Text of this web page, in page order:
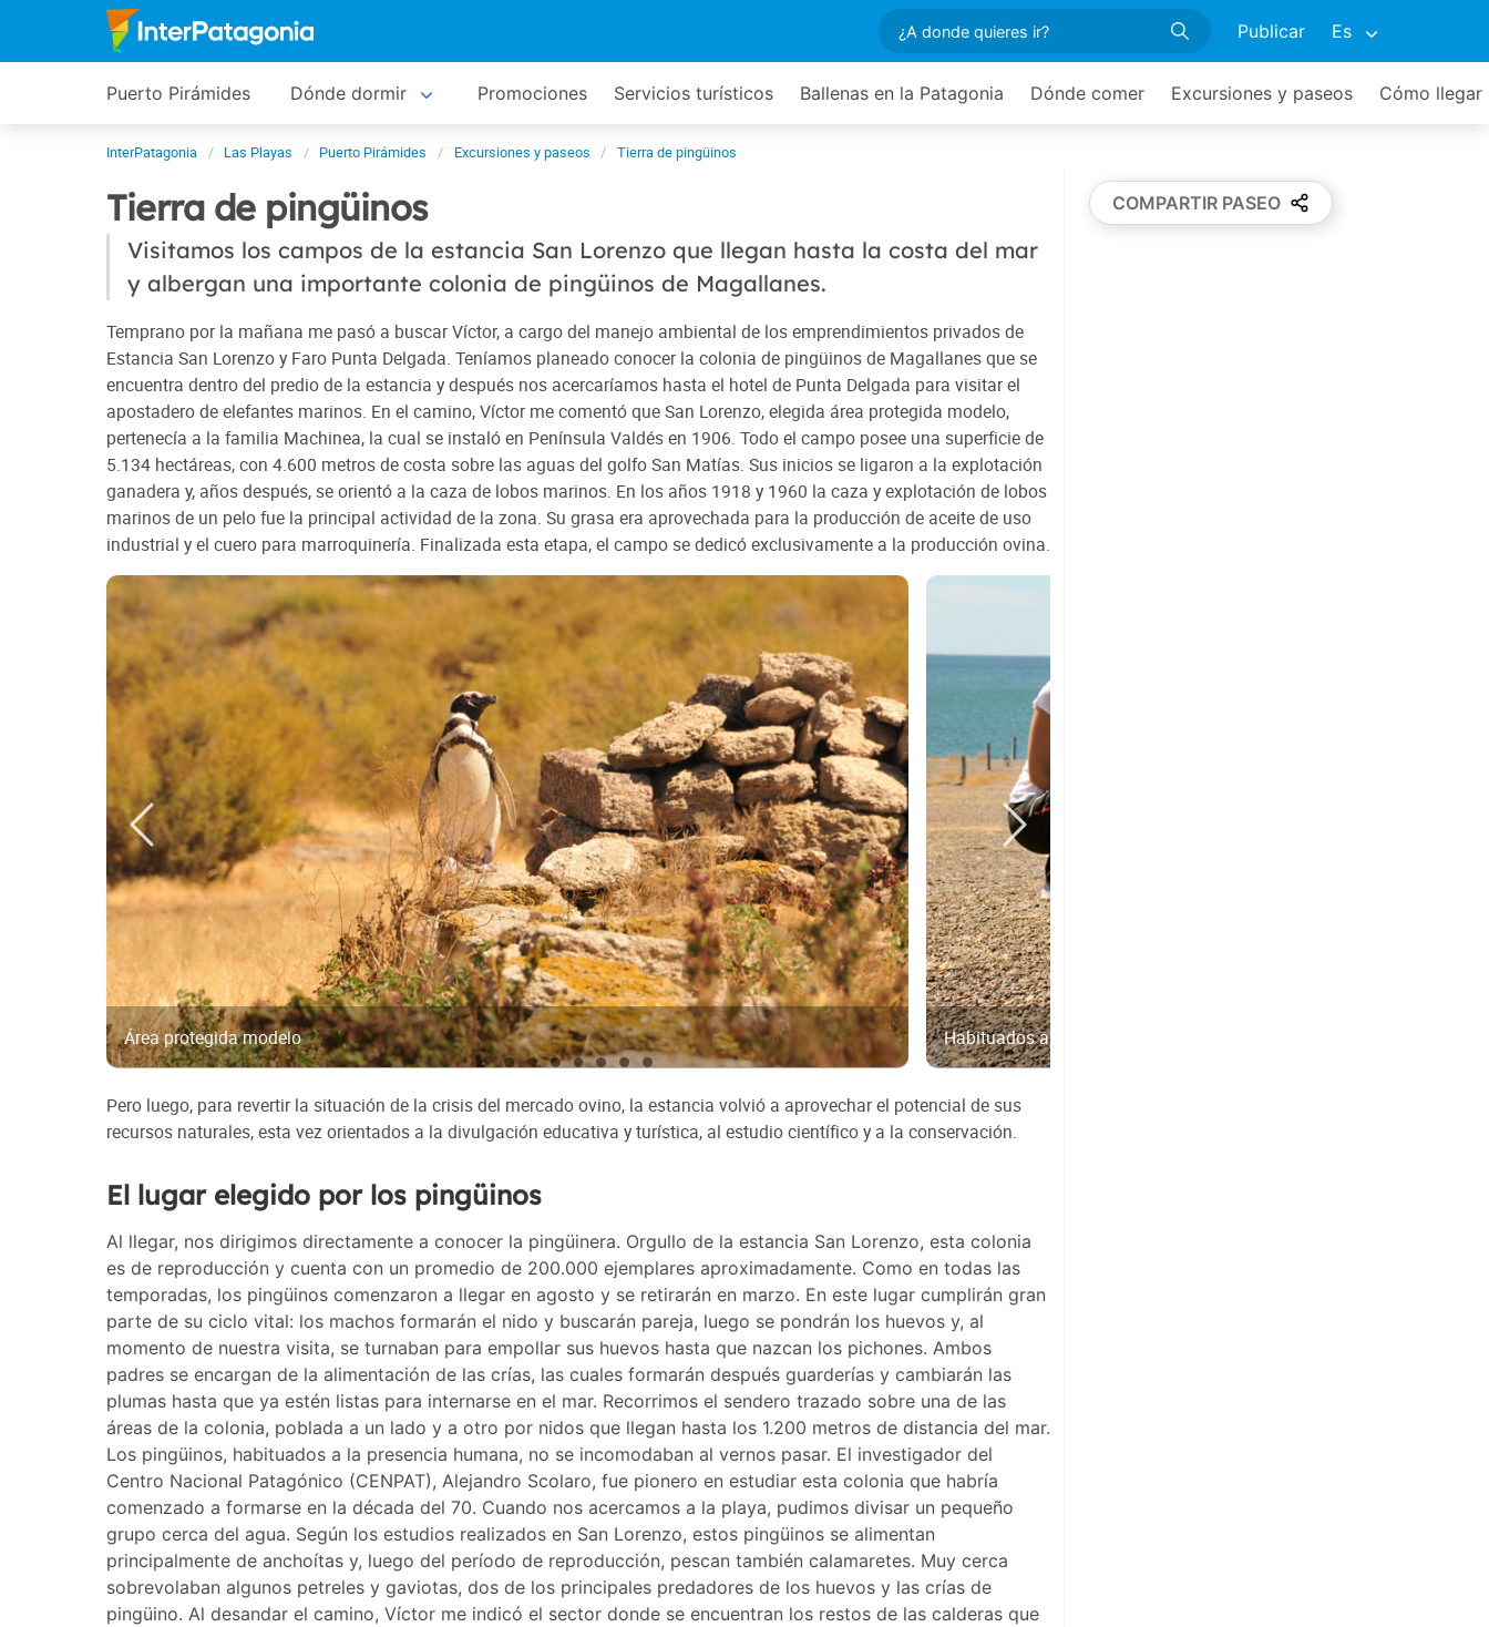
Publicar Es
Puerto Pirámides Dónde dormir Promociones Servicios turísticos Ballenas en la Patagonia Dónde comer Excursiones y paseos Cómo llegar
InterPatagonia Las Playas Puerto Pirámides Excursiones y paseos Tierra de pingüinos
Tierra de pingüinos
Visitamos los campos de la estancia San Lorenzo que llegan hasta la costa del mar
y albergan una importante colonia de pingüinos de Magallanes.
Temprano por la mañana me pasó a buscar Víctor, a cargo del manejo ambiental de los emprendimientos privados de
Estancia San Lorenzo y Faro Punta Delgada. Teníamos planeado conocer la colonia de pingüinos de Magallanes que se
encuentra dentro del predio de la estancia y después nos acercaríamos hasta el hotel de Punta Delgada para visitar el
apostadero de elefantes marinos. En el camino, Víctor me comentó que San Lorenzo, elegida área protegida modelo,
pertenecía a la familia Machinea, la cual se instaló en Península Valdés en 1906. Todo el campo posee una superficie de
5.134 hectáreas, con 4.600 metros de costa sobre las aguas del golfo San Matías. Sus inicios se ligaron a la explotación
ganadera y, años después, se orientó a la caza de lobos marinos. En los años 1918 y 1960 la caza y explotación de lobos
marinos de un pelo fue la principal actividad de la zona. Su grasa era aprovechada para la producción de aceite de uso
industrial y el cuero para marroquinería. Finalizada esta etapa, el campo se dedicó exclusivamente a la producción ovina.
Área protegida modelo Habituados a la presencia humana
Pero luego, para revertir la situación de la crisis del mercado ovino, la estancia volvió a aprovechar el potencial de sus
recursos naturales, esta vez orientados a la divulgación educativa y turística, al estudio científico y a la conservación.
El lugar elegido por los pingüinos
Al llegar, nos dirigimos directamente a conocer la pingüinera. Orgullo de la estancia San Lorenzo, esta colonia
es de reproducción y cuenta con un promedio de 200.000 ejemplares aproximadamente. Como en todas las
temporadas, los pingüinos comenzaron a llegar en agosto y se retirarán en marzo. En este lugar cumplirán gran
parte de su ciclo vital: los machos formarán el nido y buscarán pareja, luego se pondrán los huevos y, al
momento de nuestra visita, se turnaban para empollar sus huevos hasta que nazcan los pichones. Ambos
padres se encargan de la alimentación de las crías, las cuales formarán después guarderías y cambiarán las
plumas hasta que ya estén listas para internarse en el mar. Recorrimos el sendero trazado sobre una de las
áreas de la colonia, poblada a un lado y a otro por nidos que llegan hasta los 1.200 metros de distancia del mar.
Los pingüinos, habituados a la presencia humana, no se incomodaban al vernos pasar. El investigador del
Centro Nacional Patagónico (CENPAT), Alejandro Scolaro, fue pionero en estudiar esta colonia que habría
comenzado a formarse en la década del 70. Cuando nos acercamos a la playa, pudimos divisar un pequeño
grupo cerca del agua. Según los estudios realizados en San Lorenzo, estos pingüinos se alimentan
principalmente de anchoítas y, luego del período de reproducción, pescan también calamaretes. Muy cerca
sobrevolaban algunos petreles y gaviotas, dos de los principales predadores de los huevos y las crías de
pingüino. Al desandar el camino, Víctor me indicó el sector donde se encuentran los restos de las calderas que
COMPARTIR PASEO